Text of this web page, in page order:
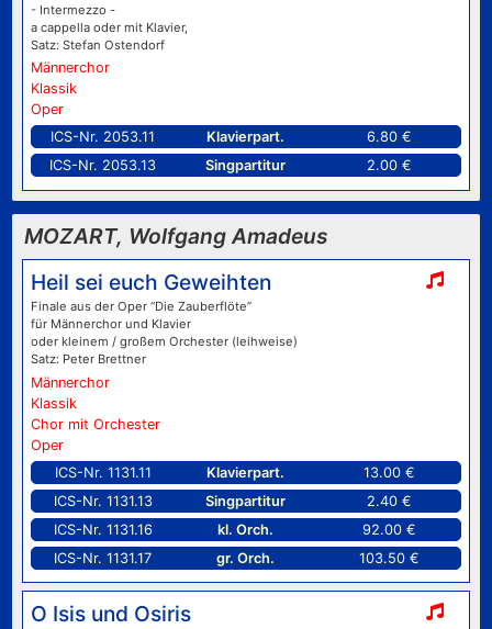
- Intermezzo -
a cappella oder mit Klavier,
Satz: Stefan Ostendorf
Männerchor
Klassik
Oper
ICS-Nr. 2053.11
Klavierpart.
6.80 €
ICS-Nr. 2053.13
Singpartitur 2.00 €
MOZART, Wolfgang Amadeus
Heil sei euch Geweihten
Finale aus der Oper “Die Zauberflöte”
für Männerchor und Klavier
oder kleinem / großem Orchester (leihweise)
Satz: Peter Brettner
Männerchor
Klassik
Chor mit Orchester
Oper
ICS-Nr. 1131.11
Klavierpart.
13.00 €
ICS-Nr. 1131.13
Singpartitur
2.40 €
ICS-Nr. 1131.16
kl. Orch.
92.00 €
ICS-Nr. 1131.17
gr. Orch. 103.50 €
O Isis und Osiris